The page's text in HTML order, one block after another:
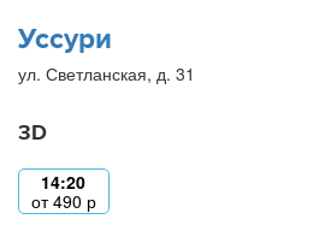
Уссури
ул. Светланская, д. 31
3D
14:20
от490 р